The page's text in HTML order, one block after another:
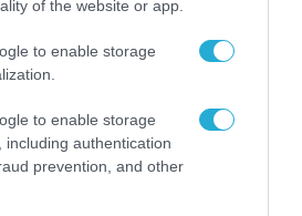
of the website or app.
to enable storage
to enable storage
including authentication
prevention, and other